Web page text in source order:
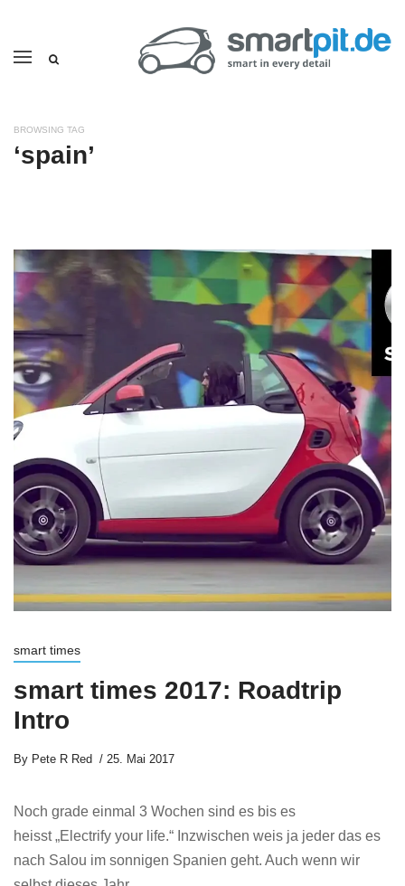
BROWSING TAG
‘spain’
smart times
smart times 2017: Roadtrip
Intro
By Pete R Red 25. Mai 2017
Noch grade einmal 3 Wochen sind es bis es
heisst „Electrify your life.“ Inzwischen weis ja jeder das es
nach Salou im sonnigen Spanien geht. Auch wenn wir